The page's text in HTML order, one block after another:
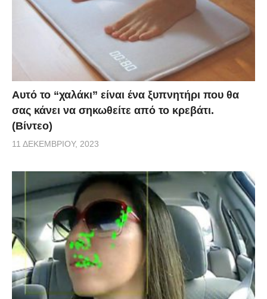
Αυτό το “χαλάκι” είναι ένα ξυπνητήρι που θα
σας κάνει να σηκωθείτε από το κρεβάτι.
(Βίντεο)
11 ΔΕΚΕΜΒΡΊΟΥ, 2023